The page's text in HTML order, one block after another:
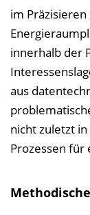
im
innerhalb der
aus
nicht zuletzt
Prozessen für